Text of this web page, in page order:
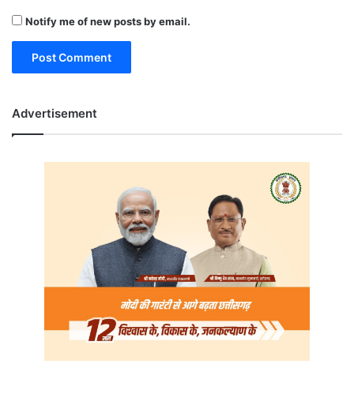
Notify me of new posts by email.
Advertisement